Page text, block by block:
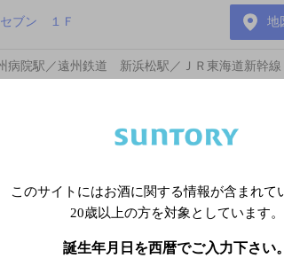
セブン １Ｆ 地
院駅／遠州鉄道 新浜松駅／ＪＲ東海道新幹
詳しくはお店にお問い合わせください。
このサイトにはお酒に関する情報が含まれて
20歳以上の方を対象としています。
誕生年月日を西暦でご入力下さい。